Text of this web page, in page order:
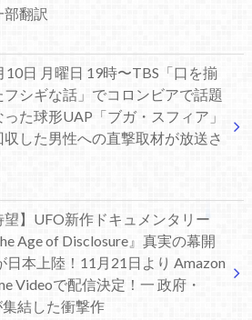
部翻訳
10日 月曜日 19時〜TBS「口を揃
フシギな話」でコロンビアで話題
った球形UAP「ブガ・スフィア」
収した男性への直撃取材が放送さ
望】UFO新作ドキュメンタリー
Age of Disclosure』真実の幕開
日本上陸！11月21日より Amazon
Videoで配信決定！一 政府・
結した衝撃作